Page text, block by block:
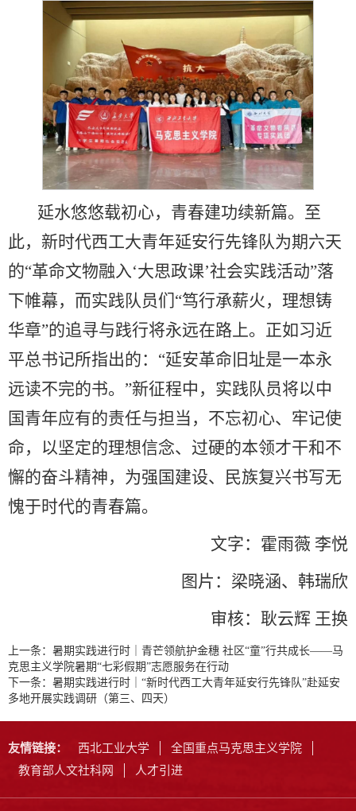
延水悠悠载初心，青春建功续新篇。至
此，新时代西工大青年延安行先锋队为期六天
的“革命文物融入‘大思政课’社会实践活动”落
下帷幕，而实践队员们“笃行承薪火，理想铸
华章”的追寻与践行将永远在路上。正如习近
平总书记所指出的：“延安革命旧址是一本永
远读不完的书。”新征程中，实践队员将以中
国青年应有的责任与担当，不忘初心、牢记使
命，以坚定的理想信念、过硬的本领才干和不
懈的奋斗精神，为强国建设、民族复兴书写无
愧于时代的青春篇。
文字：霍雨薇 李悦
图片：梁晓涵、韩瑞欣
审核：耿云辉 王换
上一条： 暑期实践进行时｜青芒领航护金穗 社区“童”行共成长——马
克思主义学院暑期“七彩假期”志愿服务在行动
下一条： 暑期实践进行时｜“新时代西工大青年延安行先锋队”赴延安
多地开展实践调研（第三、四天）
友情链接： 西北工业大学
全国重点马克思主义学院
教育部人文社科网
人才引进